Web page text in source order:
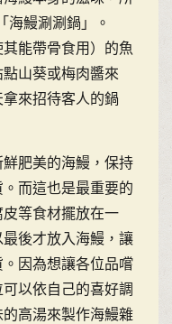
海鰻涮涮鍋」。
能帶骨食用）的魚
山葵或梅肉醬來
來招待客人的鍋
肥美的海鰻，保持
而這也是最重要的
等食材擺放在一
後才放入海鰻，讓
因為想讓各位品嚐
以依自己的喜好調
高湯來製作海鰻雜